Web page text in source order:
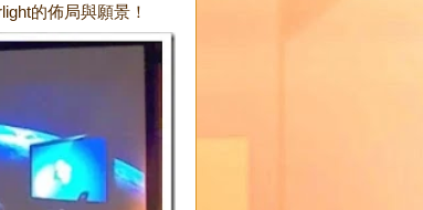
的佈局與願景！